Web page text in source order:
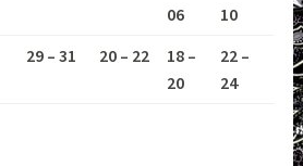
06
10
29 – 31 20 – 22
18 –
20
22 –
24